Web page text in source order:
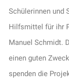
Schülerinnen und
Hilfsmittel für ihr
Manuel Schmidt.
einen guten
spenden die